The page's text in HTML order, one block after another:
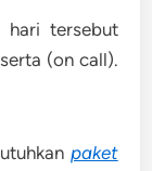
hari tersebut
(on call).
paket